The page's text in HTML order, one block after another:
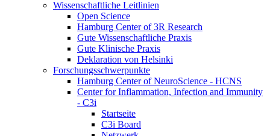
Wissenschaftliche Leitlinien
Open Science
Hamburg Center of 3R Research
Gute Wissenschaftliche Praxis
Gute Klinische Praxis
Deklaration von Helsinki
Forschungsschwerpunkte
Hamburg Center of NeuroScience - HCNS
Center for Inflammation, Infection and Immunity
- C3i
Startseite
C3i Board